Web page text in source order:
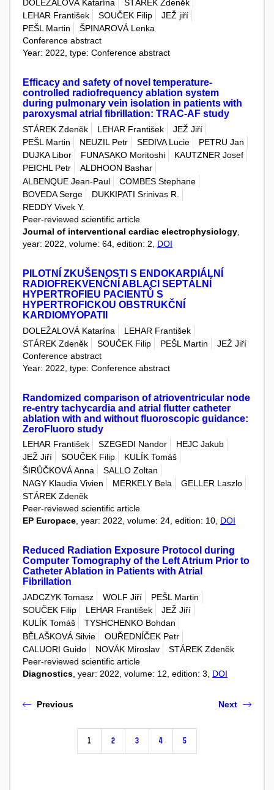
DOLEŽALOVÁ Katarína
STÁREK Zdeněk
LEHAR František
SOUČEK Filip
JEŽ jiří
PEŠL Martin
ŠPINAROVÁ Lenka
Conference abstract
Year: 2022, type: Conference abstract
Efficacy and safety of novel temperature-
controlled radiofrequency ablation system
during pulmonary vein isolation in patients with
paroxysmal atrial fibrillation: TRAC-AF study
STÁREK Zdeněk LEHAR František
JEŽ Jiří
PEŠL Martin
NEUZIL Petr SEDIVA Lucie
PETRU Jan
DUJKA Libor
FUNASAKO Moritoshi
KAUTZNER Josef
PEICHL Petr
ALDHOON Bashar
ALBENQUE Jean-Paul
COMBES Stephane
BOVEDA Serge
DUKKIPATI Srinivas R.
REDDY Vivek Y.
Peer-reviewed scientific article
Journal of interventional cardiac electrophysiology,
year: 2022, volume: 64, edition: 2, DOI
PILOTNÍ ZKUŠENOSTI S ENDOKARDIÁLNÍ
RADIOFREKVENČNÍ ABLACI SEPTÁLNÍ
HYPERTROFIEU PACIENTŮ S
HYPERTROFICKOU OBSTRUKČNÍ
KARDIOMYOPATII
DOLEŽALOVÁ Katarína
LEHAR František
STÁREK Zdeněk
SOUČEK Filip PEŠL Martin
JEŽ Jiří
Conference abstract
Year: 2022, type: Conference abstract
Randomized comparison of atrioventricular node
re-entry tachycardia and atrial flutter catheter
ablation with and without fluoroscopic guidance:
ZeroFluoro study
LEHAR František SZEGEDI Nandor
HEJC Jakub
JEŽ Jiří
SOUČEK Filip
KULÍK Tomáš
ŠIRŮČKOVÁ Anna
SALLO Zoltan
NAGY Klaudia Vivien
MERKELY Bela
GELLER Laszlo
STÁREK Zdeněk
Peer-reviewed scientific article
EP Europace, year: 2022, volume: 24, edition: 10, DOI
Reduced Radiation Exposure Protocol during
Computer Tomography of the Left Atrium Prior to
Catheter Ablation in Patients with Atrial
Fibrillation
JADCZYK Tomasz WOLF Jiří
PEŠL Martin
SOUČEK Filip
LEHAR František
JEŽ Jiří
KULÍK Tomáš
TYSHCHENKO Bohdan
BĚLAŠKOVÁ Silvie
OUŘEDNÍČEK Petr
CALUORI Guido
NOVÁK Miroslav
STÁREK Zdeněk
Peer-reviewed scientific article
Diagnostics , year: 2022, volume: 12, edition: 3, DOI
Previous
1 2 3 4 5
Next